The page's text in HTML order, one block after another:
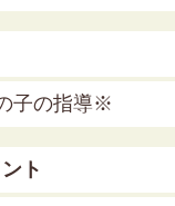
子の指導※
ト